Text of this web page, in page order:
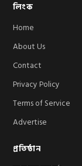
লিংক
Home
About Us
Contact
Privacy Policy
Terms of Service
Advertise
প্রতিষ্ঠান